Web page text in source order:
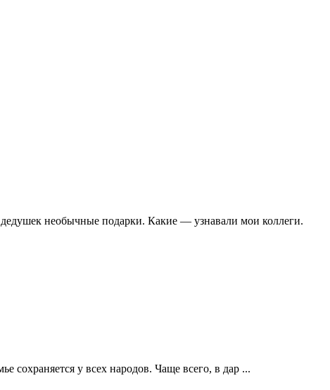
необычные подарки. Какие — узнавали мои коллеги.
сохраняется у всех народов. Чаще всего, в дар ...